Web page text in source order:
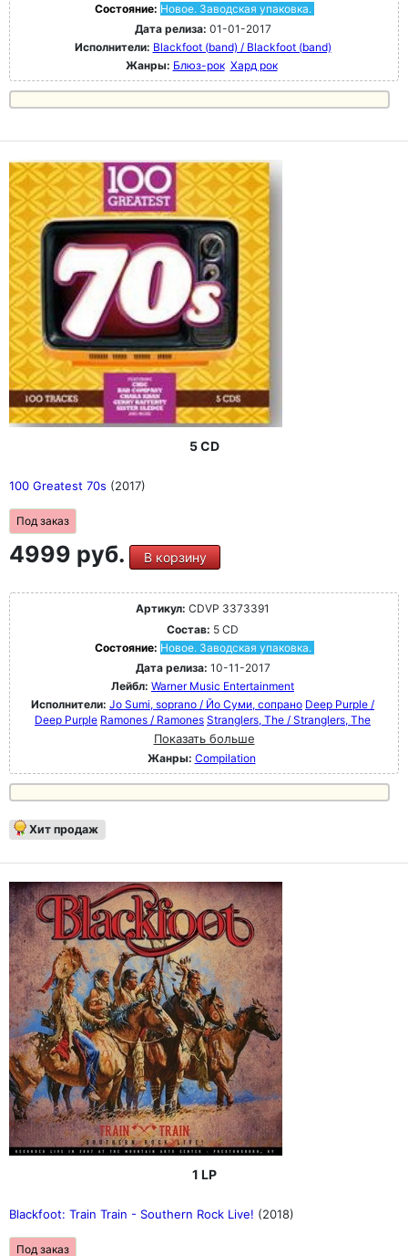
Состояние: Новое. Заводская упаковка.
Дата релиза: 01-01-2017
Исполнители: Blackfoot (band) / Blackfoot (band)
Жанры: Блюз-рок Хард рок
5 CD
100 Greatest 70s (2017)
Под заказ
4999 руб. В корзину
Артикул: CDVP 3373391
Состав: 5 CD
Состояние: Новое. Заводская упаковка.
Дата релиза: 10-11-2017
Лейбл: Warner Music Entertainment
Исполнители: Jo Sumi, soprano / Йо Суми, сопрано Deep Purple /
Deep Purple Ramones / Ramones Stranglers, The / Stranglers, The
Показать больше
Жанры: Compilation
Хит продаж
1 LP
Blackfoot: Train Train - Southern Rock Live! (2018)
Под заказ